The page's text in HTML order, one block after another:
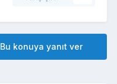
Bu konuya yanıt ver